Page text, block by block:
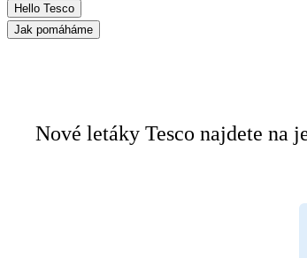
Hello Tesco
Jak pomáháme
Nové letáky Tesco najdete na